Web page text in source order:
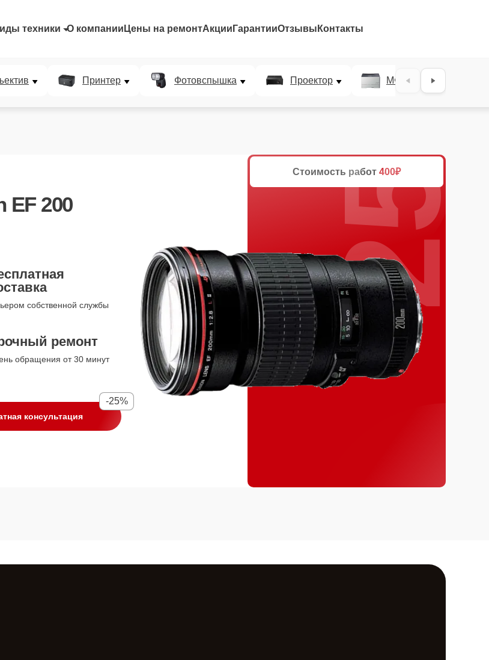
техники О компании Цены на ремонтАкции ГарантииОтзывы Контакты
Принтер Фотовспышка Проектор МФУ
EF 200
собственной службы
ремонт
обращения от 30 минут
консультация
-25%
Стоимость работ 400₽
25%